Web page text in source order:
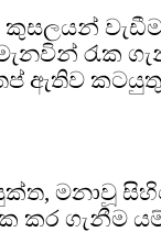
රැක
ඇතිව කටයුතු
මනාවූ
කර ගැනීම